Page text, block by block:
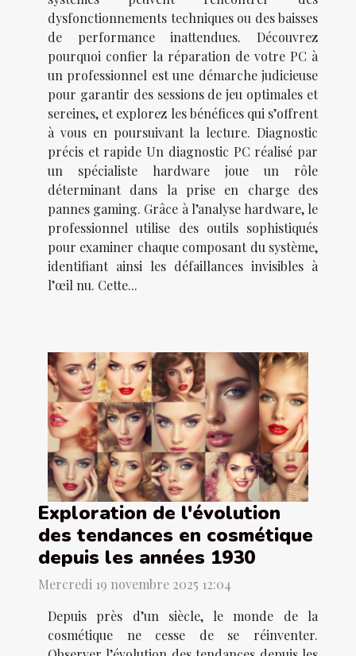
dysfonctionnements techniques ou des baisses
de performance inattendues. Découvrez
pourquoi confier la réparation de votre PC à
un professionnel est une démarche judicieuse
pour garantir des sessions de jeu optimales et
sereines, et explorez les bénéfices qui s’offrent
à vous en poursuivant la lecture. Diagnostic
précis et rapide Un diagnostic PC réalisé par
un spécialiste hardware joue un rôle
déterminant dans la prise en charge des
pannes gaming. Grâce à l’analyse hardware, le
professionnel utilise des outils sophistiqués
pour examiner chaque composant du système,
identifiant ainsi les défaillances invisibles à
l’œil nu. Cette...
Exploration de l'évolution
des tendances en cosmétique
depuis les années 1930
Mercredi 19 novembre 2025 12:04
Depuis près d’un siècle, le monde de la
cosmétique ne cesse de se réinventer.